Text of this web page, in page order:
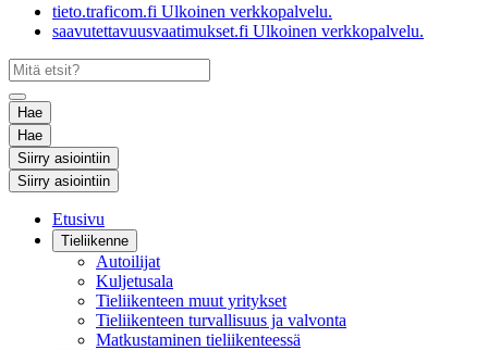
tieto.traficom.fi Ulkoinen verkkopalvelu.
saavutettavuusvaatimukset.fi Ulkoinen verkkopalvelu.
Hae
Hae
Siirry asiointiin
Siirry asiointiin
Etusivu
Tieliikenne
Autoilijat
Kuljetusala
Tieliikenteen muut yritykset
Tieliikenteen turvallisuus ja valvonta
Matkustaminen tieliikenteessä